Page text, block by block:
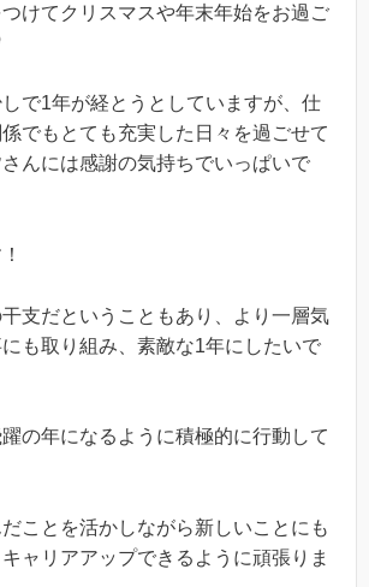
けてクリスマスや年末年始をお過ご
で1年が経とうとしていますが、仕
でもとても充実した日々を過ごせて
んには感謝の気持ちでいっぱいで
支だということもあり、より一層気
も取り組み、素敵な1年にしたいで
の年になるように積極的に行動して
ことを活かしながら新しいことにも
ャリアアップできるように頑張りま